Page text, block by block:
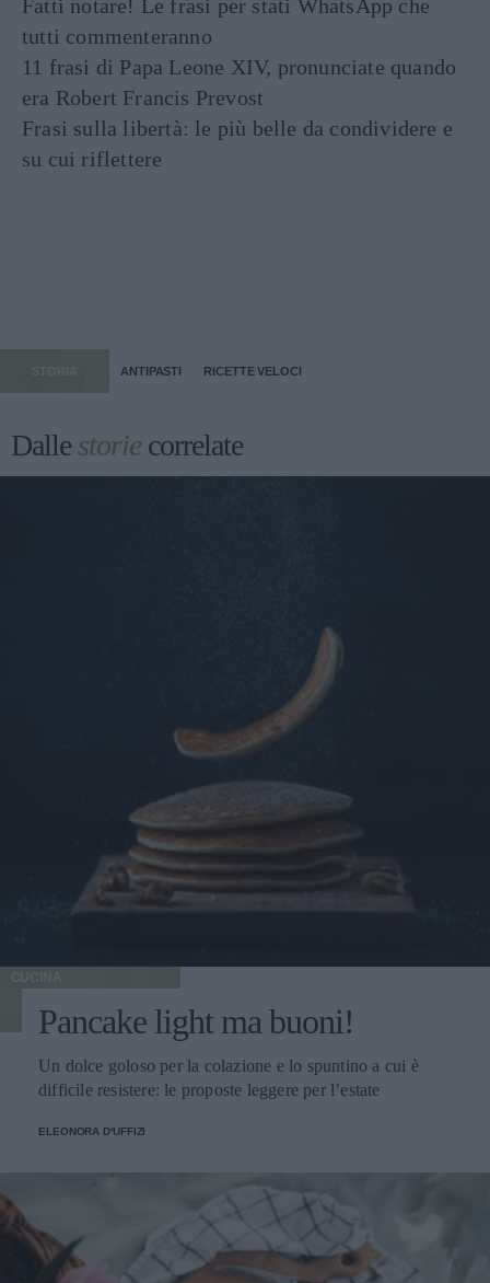
Fatti notare! Le frasi per stati WhatsApp che
tutti commenteranno
11 frasi di Papa Leone XIV, pronunciate quando
era Robert Francis Prevost
Frasi sulla libertà: le più belle da condividere e
su cui riflettere
STORIA ANTIPASTI RICETTE VELOCI
Dallestoriecorrelate
CUCINA
Pancake light ma buoni!
Un dolce goloso per la colazione e lo spuntino a cui è
difficile resistere: le proposte leggere per l’estate
ELEONORA D'UFFIZI